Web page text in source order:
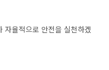
자율적으로 안전을 실천하겠